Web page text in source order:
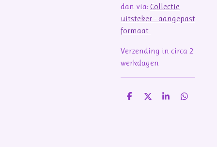
dan via: Collectie
uitsteker - aangepast
formaat
Verzending in circa 2
werkdagen
D
D
S
D